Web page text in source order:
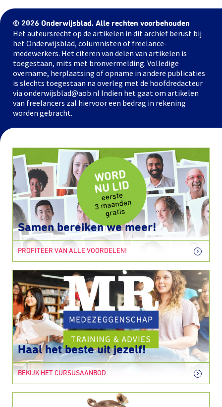
© 2026 Onderwijsblad. Alle rechten voorbehouden
Het auteursrecht op de artikelen in dit archief berust bij
het Onderwijsblad, columnisten of freelance-
medewerkers. Het citeren van delen van artikelen is
toegestaan, mits met bronvermelding. Volledige
overname, herplaatsing of opname in andere publicaties
is slechts toegestaan na overleg met de hoofdredacteur
via onderwijsblad@aob.nl Indien het gaat om artikelen
van freelancers zal hiervoor een bedrag in rekening
worden gebracht.
Samen bereiken we meer!
PROFITEER VAN ALLE VOORDELEN!
Haal het beste uit jezelf!
BEKIJK HET CURSUSAANBOD